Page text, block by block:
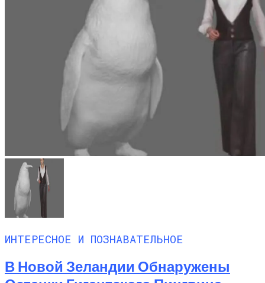
ИНТЕРЕСНОЕ И ПОЗНАВАТЕЛЬНОЕ
В Новой Зеландии Обнаружены